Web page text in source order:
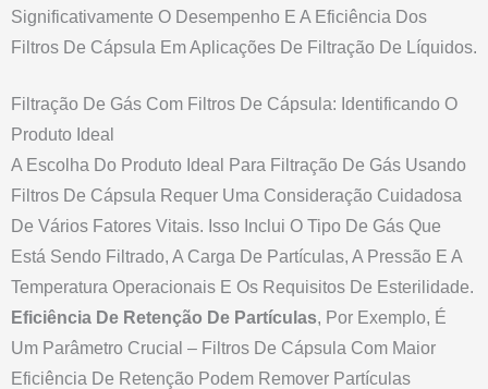
Significativamente O Desempenho E A Eficiência Dos
Filtros De Cápsula Em Aplicações De Filtração De Líquidos.
Filtração De Gás Com Filtros De Cápsula: Identificando O
Produto Ideal
A Escolha Do Produto Ideal Para Filtração De Gás Usando
Filtros De Cápsula Requer Uma Consideração Cuidadosa
De Vários Fatores Vitais. Isso Inclui O Tipo De Gás Que
Está Sendo Filtrado, A Carga De Partículas, A Pressão E A
Temperatura Operacionais E Os Requisitos De Esterilidade.
Eficiência De Retenção De Partículas, Por Exemplo, É
Um Parâmetro Crucial – Filtros De Cápsula Com Maior
Eficiência De Retenção Podem Remover Partículas